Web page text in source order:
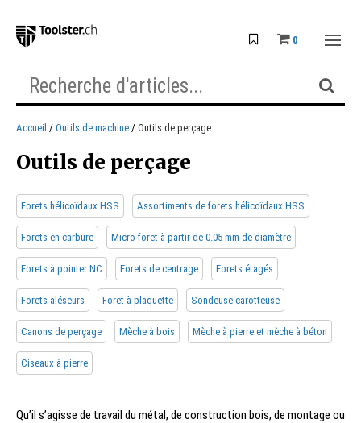
0
Accueil Outils de machine Outils de perçage
Outils de perçage
Forets hélicoïdaux HSS Assortiments de forets hélicoïdaux HSS
Forets en carbure Micro-foret à partir de 0.05 mm de diamètre
Forets à pointer NC Forets de centrage Forets étagés
Forets aléseurs Foret à plaquette Sondeuse-carotteuse
Canons de perçage Mèche à bois Mèche à pierre et mèche à béton
Ciseaux à pierre
Qu’il s’agisse de travail du métal, de construction bois, de montage ou